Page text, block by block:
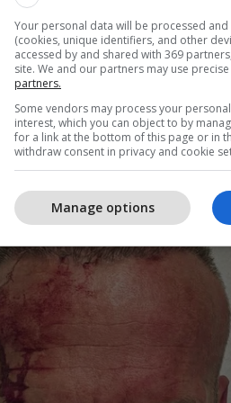
parandaluar përshkallëzimin
e Sami Lushtakut
Mehani aktualisht është
njoftim.
Your personal data will be processed
(cookies, unique identifiers, and other
accessed by and shared with 369
site. We and our partners may use
partners.
Some vendors may process your
interest, which you can object to by
for a link at the bottom of this page or in
withdraw consent in privacy and cookie
Manage options